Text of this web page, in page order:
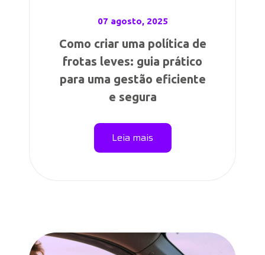
07 agosto, 2025
Como criar uma política de
frotas leves: guia prático
para uma gestão eficiente
e segura
Leia mais